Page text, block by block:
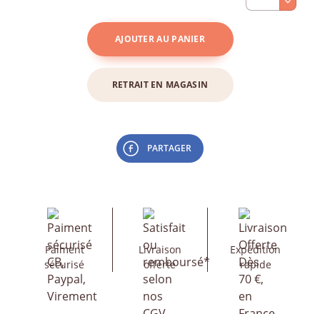
AJOUTER AU PANIER
RETRAIT EN MAGASIN
PARTAGER
Paiment
sécurisé
Livraison
offerte
Expédition
rapide